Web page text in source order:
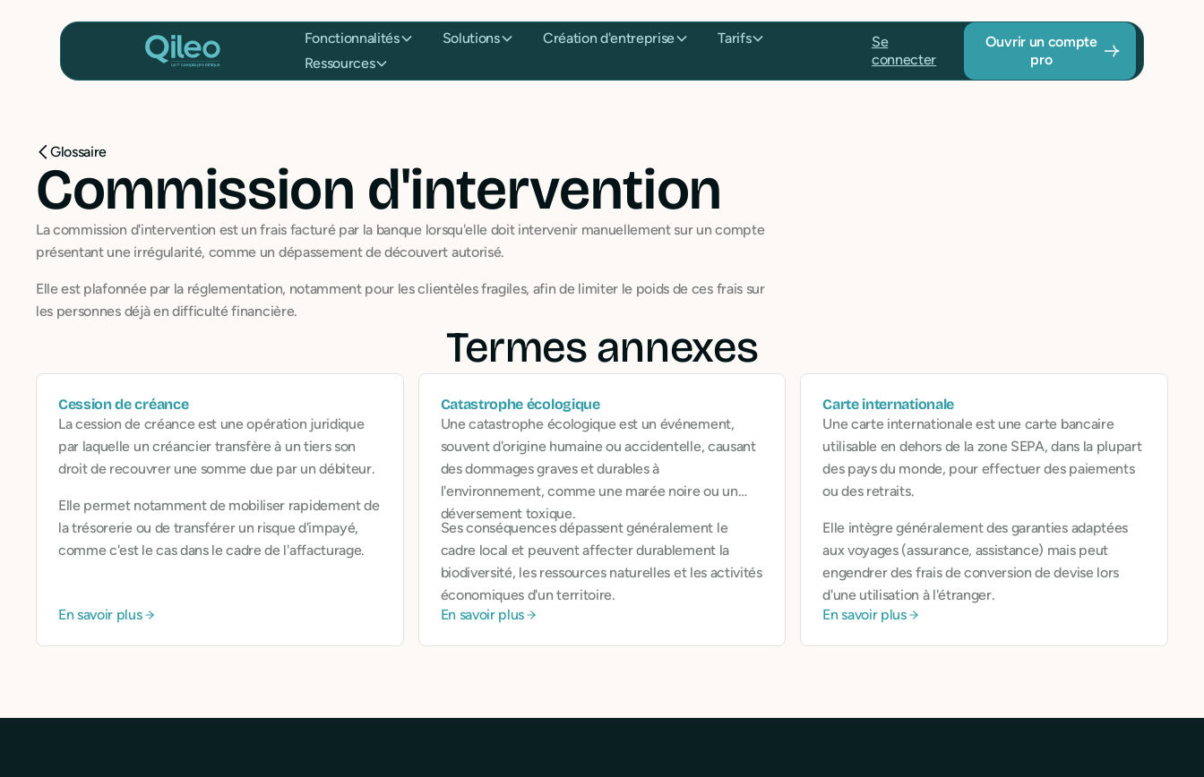
Fonctionnalités Solutions Création d'entreprise
Tarifs
Ressources
Se
connecter
Ouvrir un compte
pro
Glossaire
Commission d'intervention
La commission d'intervention est un frais facturé par la banque lorsqu'elle doit intervenir manuellement sur un compte
présentant une irrégularité, comme un dépassement de découvert autorisé.
Elle est plafonnée par la réglementation, notamment pour les clientèles fragiles, afin de limiter le poids de ces frais sur
les personnes déjà en difficulté financière.
Termes annexes
Cession de créance
La cession de créance est une opération juridique
par laquelle un créancier transfère à un tiers son
droit de recouvrer une somme due par un débiteur.
Elle permet notamment de mobiliser rapidement de
la trésorerie ou de transférer un risque d'impayé,
comme c'est le cas dans le cadre de l'affacturage.
En savoir plus
Catastrophe écologique
Une catastrophe écologique est un événement,
souvent d'origine humaine ou accidentelle, causant
des dommages graves et durables à
l'environnement, comme une marée noire ou un
déversement toxique.
Ses conséquences dépassent généralement le
cadre local et peuvent affecter durablement la
biodiversité, les ressources naturelles et les activités
économiques d'un territoire.
En savoir plus
Carte internationale
Une carte internationale est une carte bancaire
utilisable en dehors de la zone SEPA, dans la plupart
des pays du monde, pour effectuer des paiements
ou des retraits.
Elle intègre généralement des garanties adaptées
aux voyages (assurance, assistance) mais peut
engendrer des frais de conversion de devise lors
d'une utilisation à l'étranger.
En savoir plus